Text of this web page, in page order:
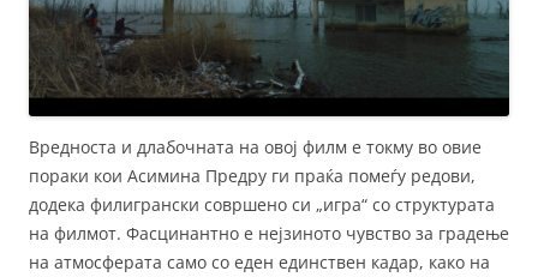
Вредноста и длабочната на овој филм е токму во овие
пораки кои Асимина Предру ги праќа помеѓу редови,
додека филигрански совршено си „игра“ со структурата
на филмот. Фасцинантно е нејзиното чувство за градење
на атмосферата само со еден единствен кадар, како на